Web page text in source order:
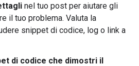
nel tuo post per aiutare gli
il tuo problema. Valuta la
snippet di codice, log o link a
di codice che dimostri il